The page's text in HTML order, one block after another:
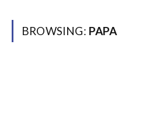
BROWSING: PAPA